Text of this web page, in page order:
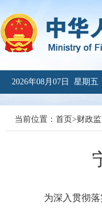
2026年08月07日 星期五
当前位置： 首页>财政
为深入贯彻落实